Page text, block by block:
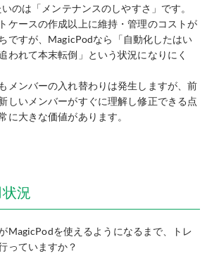
のは「メンテナンスのしやすさ」です。
ケースの作成以上に維持・管理のコストが
ですが、MagicPodなら「自動化したはい
われて本末転倒」という状況になりにく
メンバーの入れ替わりは発生しますが、前
しいメンバーがすぐに理解し修正できる点
に大きな価値があります。
況
MagicPodを使えるようになるまで、トレ
っていますか？